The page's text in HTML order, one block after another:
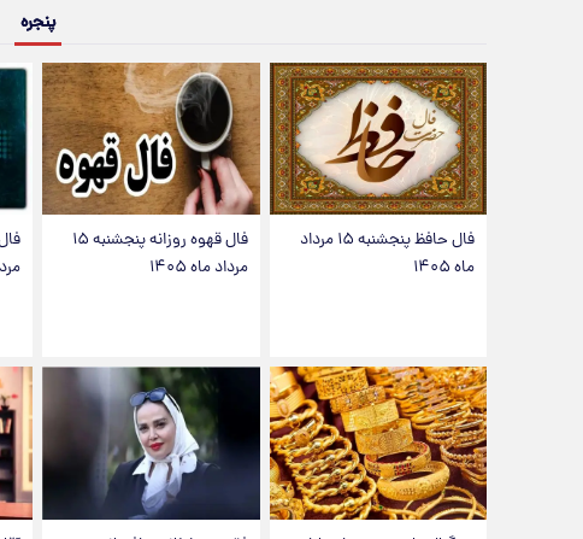
پنجره
فال حافظ پنجشنبه ۱۵ مرداد
ماه ۱۴۰۵
فال قهوه روزانه پنجشنبه ۱۵
مرداد ماه ۱۴۰۵